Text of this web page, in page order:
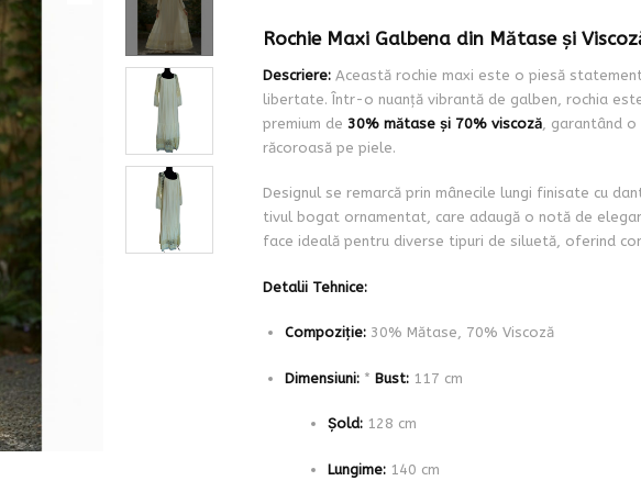
Rochie Maxi Galbena din Mătase și
Descriere: Această rochie maxi este o piesă
libertate. Într-o nuanță vibrantă de galben, rochia
premium de 30% mătase și 70% viscoză , garantând
răcoroasă pe piele.
Designul se remarcă prin mânecile lungi finisate cu
tivul bogat ornamentat, care adaugă o notă de
face ideală pentru diverse tipuri de siluetă, oferind
Detalii Tehnice:
Compoziție:30% Mătase, 70% Viscoză
Dimensiuni:* Bust:117 cm
Șold:128 cm
Lungime:140 cm